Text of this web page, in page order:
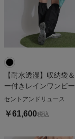
【耐水透湿】収納袋
ー付きレインワンピ
セントアンドリュース
￥61,600税込